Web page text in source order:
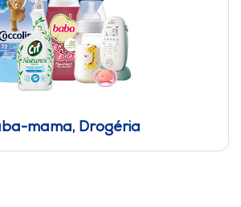
mama, Drogéria